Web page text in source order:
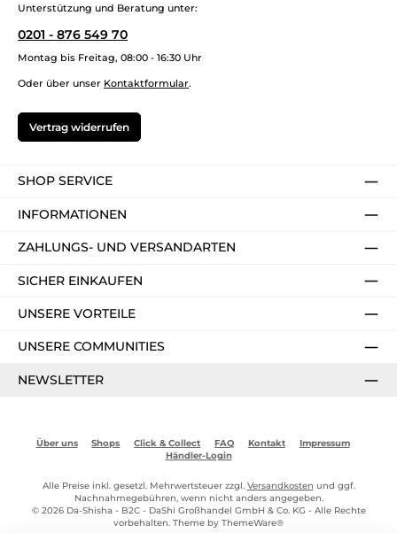
Unterstützung und Beratung unter:
0201 - 876 549 70
Montag bis Freitag, 08:00 - 16:30 Uhr
Oder über unser Kontaktformular.
Vertrag widerrufen
SHOP SERVICE
INFORMATIONEN
ZAHLUNGS- UND VERSANDARTEN
SICHER EINKAUFEN
UNSERE VORTEILE
UNSERE COMMUNITIES
NEWSLETTER
Über uns Shops Click & Collect FAQ Kontakt
Impressum
Händler-Login
Alle Preise inkl. gesetzl. Mehrwertsteuer zzgl. Versandkosten und ggf.
Nachnahmegebühren, wenn nicht anders angegeben.
© 2026 Da-Shisha - B2C - DaShi Großhandel GmbH & Co. KG - Alle Rechte
vorbehalten. Theme by ThemeWare®